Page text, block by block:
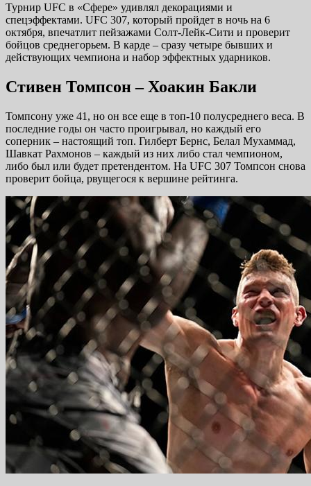
Турнир UFC в «Сфере» удивлял декорациями и
спецэффектами. UFC 307, который пройдет в ночь на 6
октября, впечатлит пейзажами Солт-Лейк-Сити и проверит
бойцов среднегорьем. В карде – сразу четыре бывших и
действующих чемпиона и набор эффектных ударников.
Стивен Томпсон – Хоакин Бакли
Томпсону уже 41, но он все еще в топ-10 полусреднего веса. В
последние годы он часто проигрывал, но каждый его
соперник – настоящий топ. Гилберт Бернс, Белал Мухаммад,
Шавкат Рахмонов – каждый из них либо стал чемпионом,
либо был или будет претендентом. На UFC 307 Томпсон снова
проверит бойца, рвущегося к вершине рейтинга.